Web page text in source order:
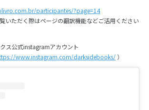
participantes/?page=14
いただく際はページの翻訳機能などご活用ください
ス公式instagramアカウント
www.instagram.com/darksidebooks/ ）